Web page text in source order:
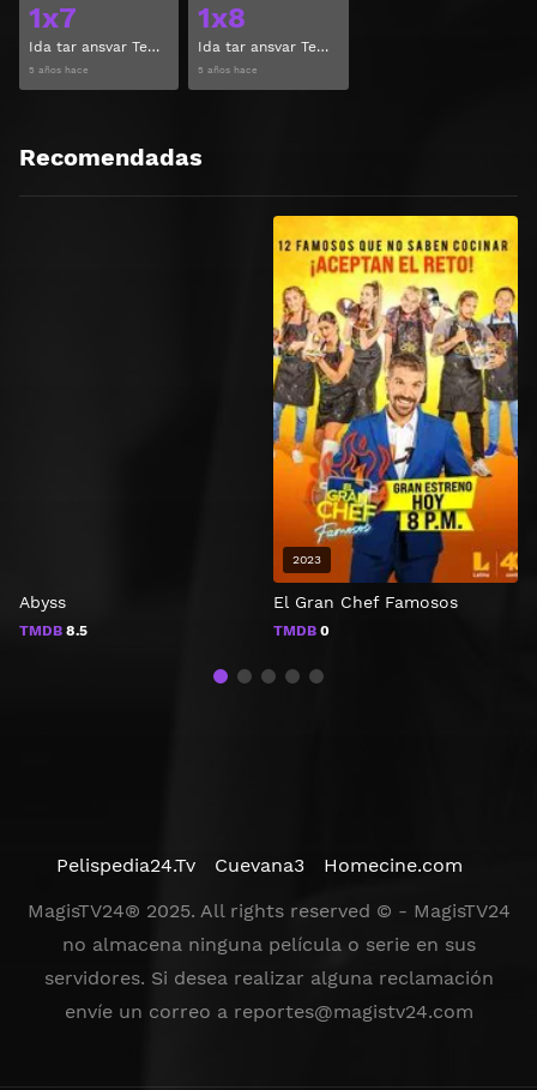
1x7
Ida tar ansvar Temporada 1 Capitulo 7
5 años hace
1x8
Ida tar ansvar Temporada 1 Capitulo 8
5 años hace
Recomendadas
Abyss
TMDB 8.5
El Gran Chef Famosos
TMDB 0
2023
Pelispedia24.Tv Cuevana3
Homecine.com
MagisTV24® 2025. All rights reserved © - MagisTV24
no almacena ninguna película o serie en sus
servidores. Si desea realizar alguna reclamación
envíe un correo a reportes@magistv24.com